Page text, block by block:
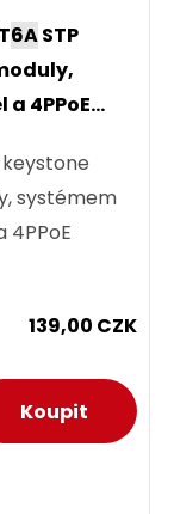
6ASTP
a 4PPoE
systémem
4PPoE
139,00 CZK